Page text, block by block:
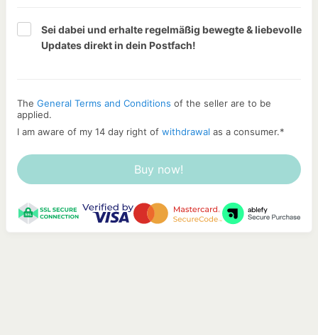
Sei dabei und erhalte regelmäßig bewegte & liebevolle
Updates direkt in dein Postfach!
The General Terms and Conditions of the seller are to be
applied.
I am aware of my 14 day right of withdrawal as a consumer.*
Buy now!